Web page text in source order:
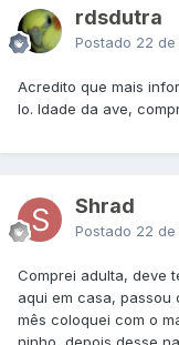
rdsdutra
Postado 22 de
Acredito que mais
lo. Idade da ave,
Shrad
Postado 22 de
Comprei adulta, deve
aqui em casa, passou
mês coloquei com o
ninho, depois desse